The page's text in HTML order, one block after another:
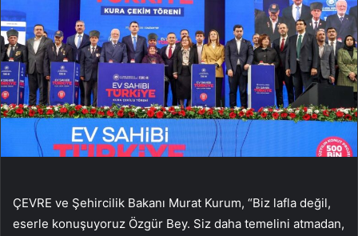
ÇEVRE ve Şehircilik Bakanı Murat Kurum, “Biz lafla değil,
eserle konuşuyoruz Özgür Bey. Siz daha temelini atmadan,